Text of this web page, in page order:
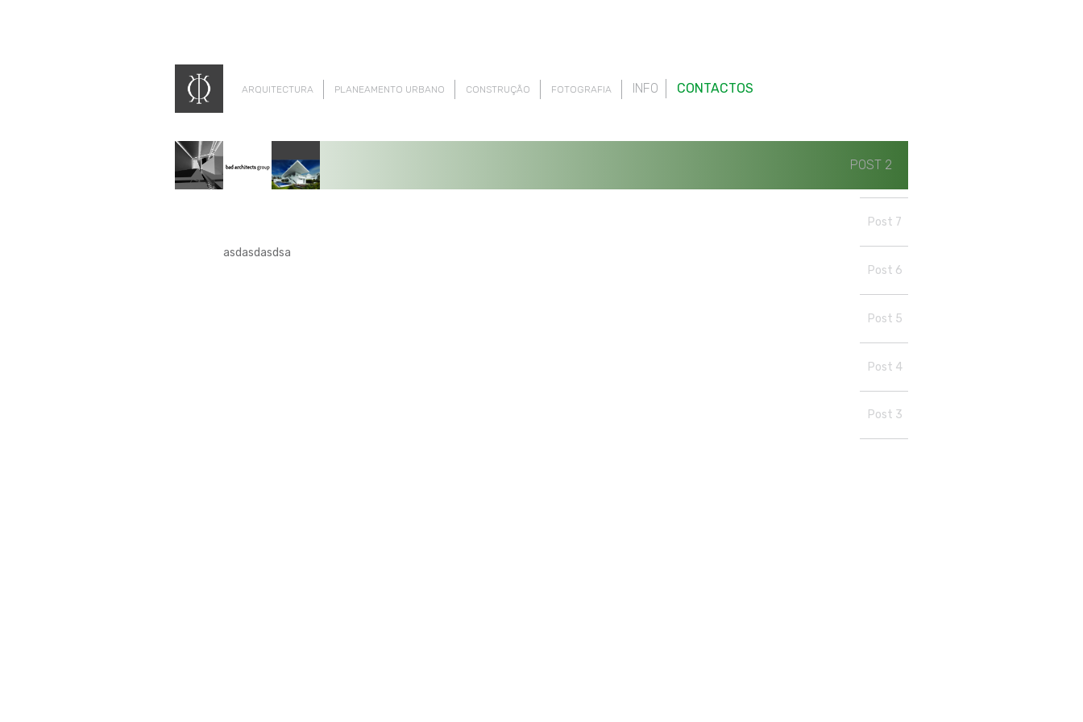
ARQUITECTURA PLANEAMENTO URBANO CONSTRUÇÃO FOTOGRAFIA INFO CONTACTOS
POST 2
asdasdasdsa
Post 7
Post 6
Post 5
Post 4
Post 3